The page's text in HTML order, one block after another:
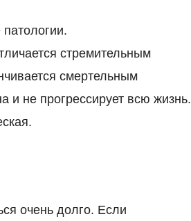
стремительным
смертельным
и не прогрессирует всю жизнь.
очень долго. Если